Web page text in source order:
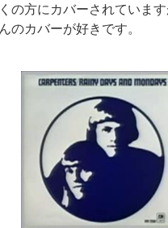
の方にカバーされていま
のカバーが好きです。